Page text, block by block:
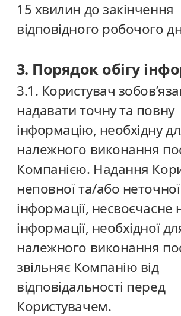
15 хвилин до закінчення
відповідного робочого
3. Порядок обігу
3.1. Користувач
надавати точну та повну
інформацію, необхідну
належного виконання
Компанією. Надання
неповної та/або неточної
інформації, несвоєчасне
інформації, необхідної
належного виконання
звільняє Компанію від
відповідальності перед
Користувачем.